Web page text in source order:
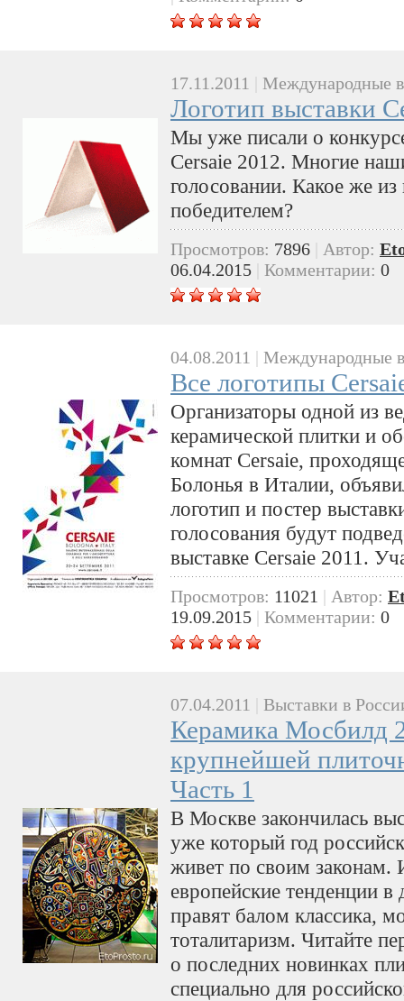
17.11.2011 Международные
Логотип выставки
Мы уже писали о
Cersaie 2012. Многие
голосовании. Какое же
победителем?
Просмотров: 7896 Автор:
06.04.2015
Комментарии: 0
04.08.2011 | Международные
Все логотипы
Организаторы одной из
керамической плитки и
комнат Cersaie,
Болонья в Италии,
логотип и постер
голосования будут
выставке Cersaie 2011.
Просмотров: 11021 | Автор:
19.09.2015 | Комментарии: 0
07.04.2011 Выставки в
Керамика Мосбилд
крупнейшей
Часть 1
В Москве закончилась
уже который год
живет по своим законам.
европейские тенденции
правят балом классика,
тоталитаризм. Читайте
о последних новинках
специально для